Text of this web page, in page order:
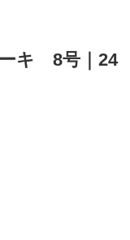
キ 8号｜24